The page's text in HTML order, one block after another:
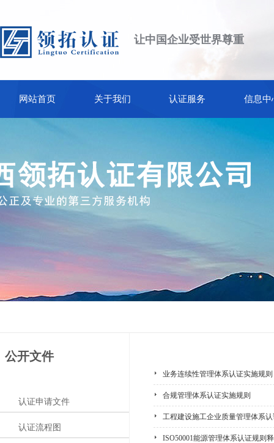
让中国企业受世界尊重
网站首页 关于我们 认证服务 信息中
公开文件
认证申请文件
认证流程图
业务连续性管理体系认证实施规则
合规管理体系认证实施规则
工程建设施工企业质量管理体系
ISO50001能源管理体系认证规则